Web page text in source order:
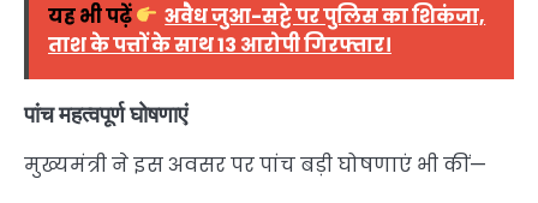
यह भी पढ़ें
अवैध जुआ-सट्टे पर पुलिस का शिकंजा,
ताश के पत्तों के साथ 13 आरोपी गिरफ्तार।
पांच महत्वपूर्ण घोषणाएं
मुख्यमंत्री ने इस अवसर पर पांच बड़ी घोषणाएं भी कीं—